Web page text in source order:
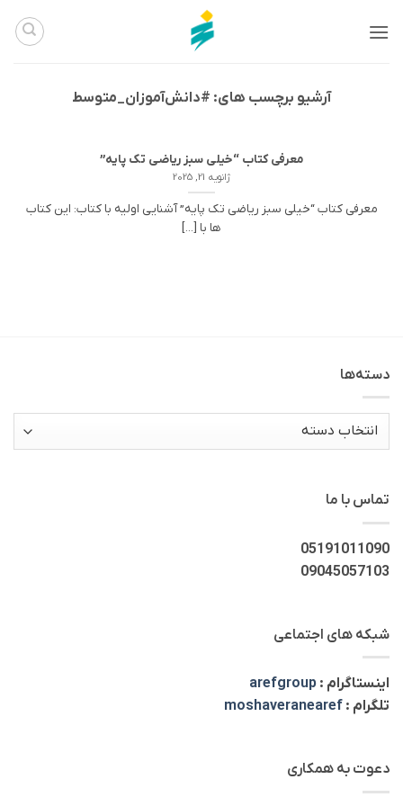
آرشیو برچسب های: #دانش‌آموزان_متوسط
معرفی کتاب “خیلی سبز ریاضی تک پایه”
ژانویه 21, 2025
معرفی کتاب “خیلی سبز ریاضی تک پایه” آشنایی اولیه با کتاب: این کتاب
ها با [...]
دسته‌ها
دسته‌ها
تماس با ما
05191011090
09045057103
شبکه های اجتماعی
اینستاگرام : arefgroup
تلگرام : moshaveranearef
دعوت به همکاری